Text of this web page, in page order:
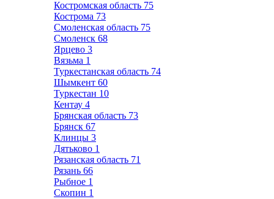
Костромская область 75
Кострома 73
Смоленская область 75
Смоленск 68
Ярцево 3
Вязьма 1
Туркестанская область 74
Шымкент 60
Туркестан 10
Кентау 4
Брянская область 73
Брянск 67
Клинцы 3
Дятьково 1
Рязанская область 71
Рязань 66
Рыбное 1
Скопин 1